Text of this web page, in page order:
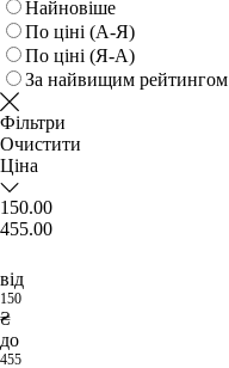
Найновіше
По ціні (А-Я)
По ціні (Я-А)
За найвищим рейтингом
Фільтри
Очистити
Ціна
150.00
455.00
від
150
₴
до
455